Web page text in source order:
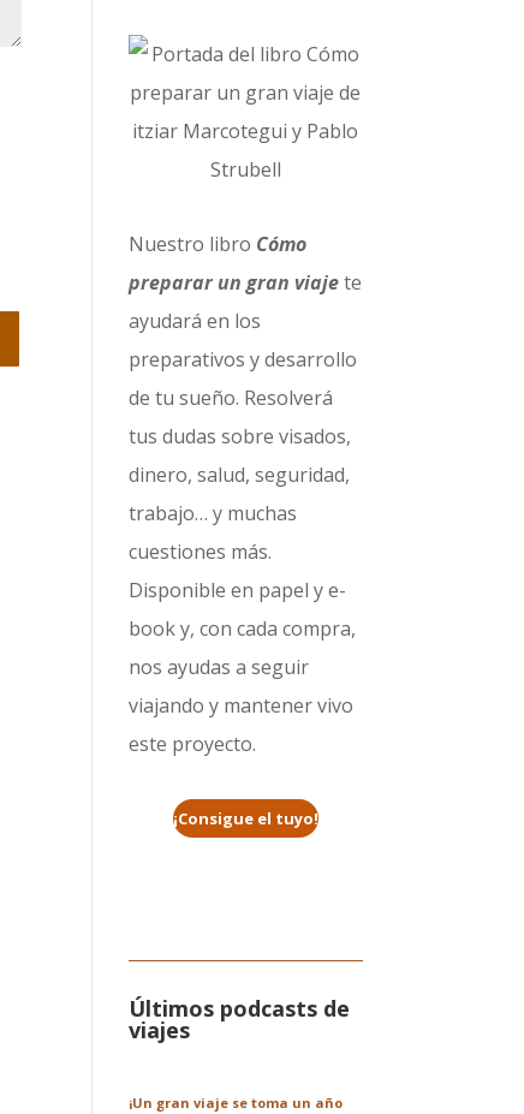
Nuestro libro Cómo
preparar un gran viajete
ayudará en los
preparativos y desarrollo
de tu sueño. Resolverá
tus dudas sobre visados,
dinero, salud, seguridad,
trabajo… y muchas
cuestiones más.
Disponible en papel y e-
book y, con cada compra,
nos ayudas a seguir
viajando y mantener vivo
este proyecto.
¡Consigue el tuyo!
Últimos podcasts de
viajes
¡Un gran viaje se toma un año